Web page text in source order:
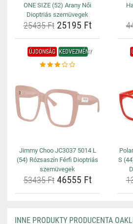
ONE SIZE (52) Arany Női
Dioptriás szemüvegek
25435 Ft25195 Ft
ÚJDONSÁG KEDVEZMÉNY
Jimmy Choo JC3037 5014 L
(54) Rózsaszín Férfi Dioptriás
szemüvegek
53435 Ft46555 Ft
S
INNE PRODUKTY PRODUCENTA